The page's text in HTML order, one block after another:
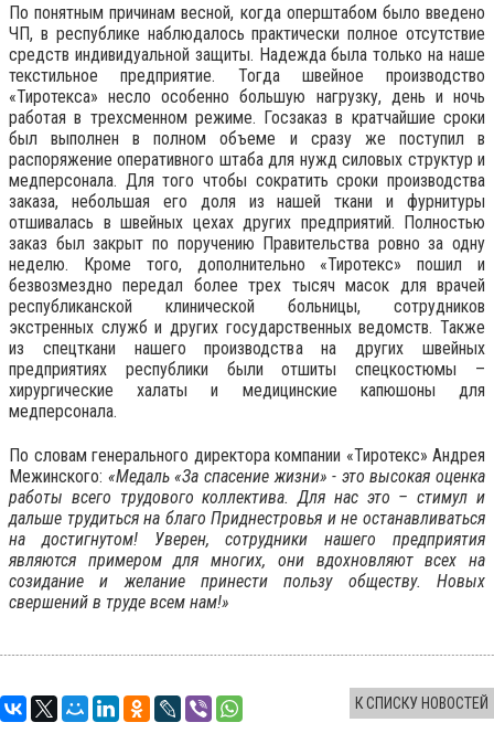
По понятным причинам весной, когда оперштабом было введено
ЧП, в республике наблюдалось практически полное отсутствие
средств индивидуальной защиты. Надежда была только на наше
текстильное предприятие. Тогда швейное производство
«Тиротекса» несло особенно большую нагрузку, день и ночь
работая в трехсменном режиме. Госзаказ в кратчайшие сроки
был выполнен в полном объеме и сразу же поступил в
распоряжение оперативного штаба для нужд силовых структур и
медперсонала. Для того чтобы сократить сроки производства
заказа, небольшая его доля из нашей ткани и фурнитуры
отшивалась в швейных цехах других предприятий. Полностью
заказ был закрыт по поручению Правительства ровно за одну
неделю. Кроме того, дополнительно «Тиротекс» пошил и
безвозмездно передал более трех тысяч масок для врачей
республиканской клинической больницы, сотрудников
экстренных служб и других государственных ведомств. Также
из спецткани нашего производства на других швейных
предприятиях республики были отшиты спецкостюмы –
хирургические халаты и медицинские капюшоны для
медперсонала.
По словам генерального директора компании «Тиротекс» Андрея
Межинского: «Медаль «За спасение жизни» - это высокая оценка
работы всего трудового коллектива. Для нас это – стимул и
дальше трудиться на благо Приднестровья и не останавливаться
на достигнутом! Уверен, сотрудники нашего предприятия
являются примером для многих, они вдохновляют всех на
созидание и желание принести пользу обществу. Новых
свершений в труде всем нам!»
К СПИСКУ НОВОСТЕЙ